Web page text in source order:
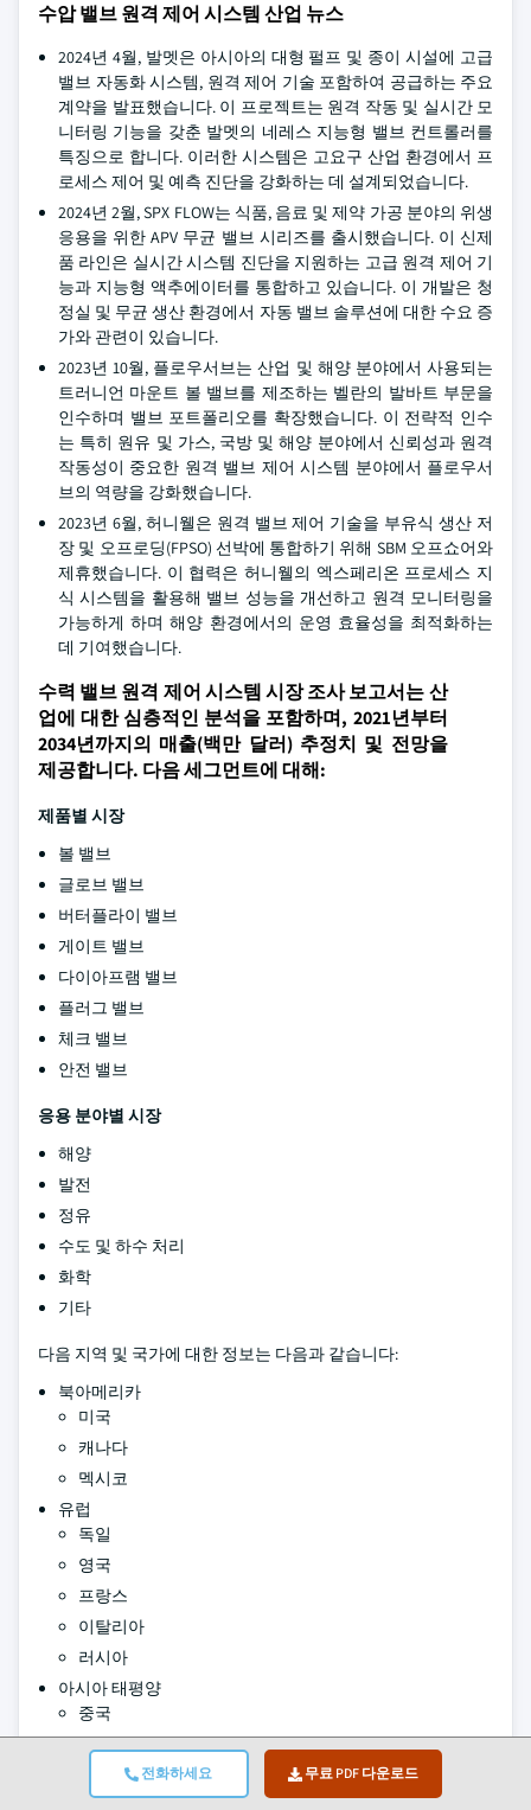
전화하세요 무료 PDF 다운로드
수압 밸브 원격 제어 시스템 산업 뉴스
2024년 4월, 발멧은 아시아의 대형 펄프 및 종이 시설에 고급
밸브 자동화 시스템, 원격 제어 기술 포함하여 공급하는 주요
계약을 발표했습니다. 이 프로젝트는 원격 작동 및 실시간 모
니터링 기능을 갖춘 발멧의 네레스 지능형 밸브 컨트롤러를
특징으로 합니다. 이러한 시스템은 고요구 산업 환경에서 프
로세스 제어 및 예측 진단을 강화하는 데 설계되었습니다.
2024년 2월, SPX FLOW는 식품, 음료 및 제약 가공 분야의 위생
응용을 위한 APV 무균 밸브 시리즈를 출시했습니다. 이 신제
품 라인은 실시간 시스템 진단을 지원하는 고급 원격 제어 기
능과 지능형 액추에이터를 통합하고 있습니다. 이 개발은 청
정실 및 무균 생산 환경에서 자동 밸브 솔루션에 대한 수요 증
가와 관련이 있습니다.
2023년 10월, 플로우서브는 산업 및 해양 분야에서 사용되는
트러니언 마운트 볼 밸브를 제조하는 벨란의 발바트 부문을
인수하며 밸브 포트폴리오를 확장했습니다. 이 전략적 인수
는 특히 원유 및 가스, 국방 및 해양 분야에서 신뢰성과 원격
작동성이 중요한 원격 밸브 제어 시스템 분야에서 플로우서
브의 역량을 강화했습니다.
2023년 6월, 허니웰은 원격 밸브 제어 기술을 부유식 생산 저
장 및 오프로딩(FPSO) 선박에 통합하기 위해 SBM 오프쇼어와
제휴했습니다. 이 협력은 허니웰의 엑스페리온 프로세스 지
식 시스템을 활용해 밸브 성능을 개선하고 원격 모니터링을
가능하게 하며 해양 환경에서의 운영 효율성을 최적화하는
데 기여했습니다.
수력 밸브 원격 제어 시스템 시장 조사 보고서는 산
업에 대한 심층적인 분석을 포함하며, 2021년부터
2034년까지의 매출(백만 달러) 추정치 및 전망을
제공합니다. 다음 세그먼트에 대해:
제품별 시장
볼 밸브
글로브 밸브
버터플라이 밸브
게이트 밸브
다이아프램 밸브
플러그 밸브
체크 밸브
안전 밸브
응용 분야별 시장
해양
발전
정유
수도 및 하수 처리
화학
기타
다음 지역 및 국가에 대한 정보는 다음과 같습니다:
북아메리카
미국
캐나다
멕시코
유럽
독일
영국
프랑스
이탈리아
러시아
아시아 태평양
중국
일본
대한민국